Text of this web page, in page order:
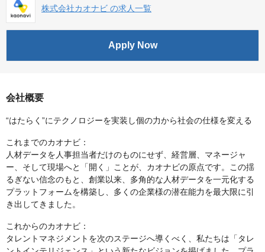
株式会社カオナビ の求人一覧
Apply Now
会社概要
“はたらく”にテクノロジーを実装し個の力から社会の仕様を変える
これまでのカオナビ：
人材データを人事担当者だけのものにせず、経営層、マネージャ
ー、そして現場へと「開く」ことが、カオナビの原点です。この揺
るぎない信念のもと、創業以来、多角的な人材データを一元化する
プラットフォームを構築し、多くの企業様の潜在能力を最大限に引
き出してきました。
これからのカオナビ：
タレントマネジメントを次のステージへ導くべく、私たちは「タレ